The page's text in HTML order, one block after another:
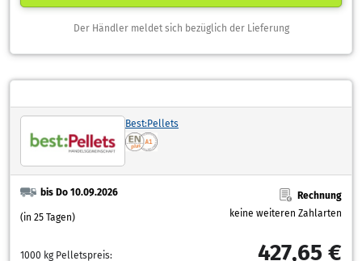
Der Händler meldet sich bezüglich der Lieferung
Best:Pellets
bis Do 10.09.2026
(in 25 Tagen)
Rechnung
keine weiteren Zahlarten
1000 kg Pelletspreis: 427,65 €